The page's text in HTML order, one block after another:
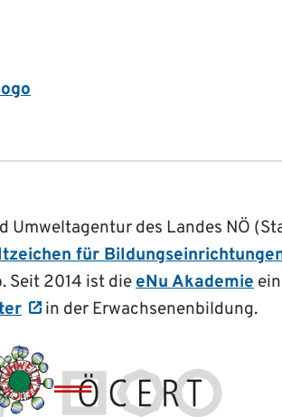
Umweltagentur des Landes NÖ
für
Seit 2014 ist dieeNu Akademie ein
in der Erwachsenenbildung.